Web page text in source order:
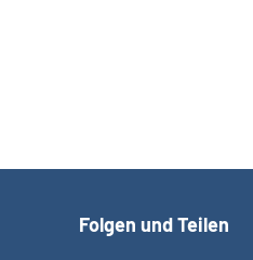
Folgen und Teilen